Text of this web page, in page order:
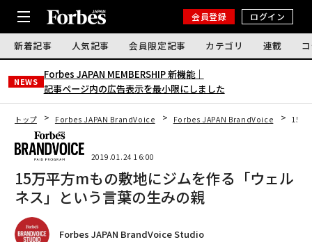
会員登録 ログイン
新着記事 人気記事 会員限定記事 カテゴリ 連載
NEWS
Forbes JAPAN MEMBERSHIP 新機能｜
記事ページ内の広告表示を最小限にしました
トップ Forbes JAPAN BrandVoice Forbes JAPAN BrandVoice 15万
2019.01.24 16:00
15万平方mもの敷地にジムを作る「ウェル
ネス」という言葉の生みの親
Forbes JAPAN BrandVoice Studio